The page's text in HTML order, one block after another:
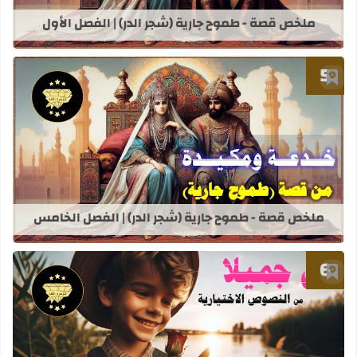
ملخص قصة - طموح جارية (شجر الدر) | الفصل الأول
أضف إلى العلامات المرجعية
قراءة المزيد عن ملخص قصة - طموح
ملخص قصة - طموح جارية (شجر الدر) | الفصل الخامس
أضف إلى العلامات المرجعية
قراءة المزيد عن سؤال وجواب |